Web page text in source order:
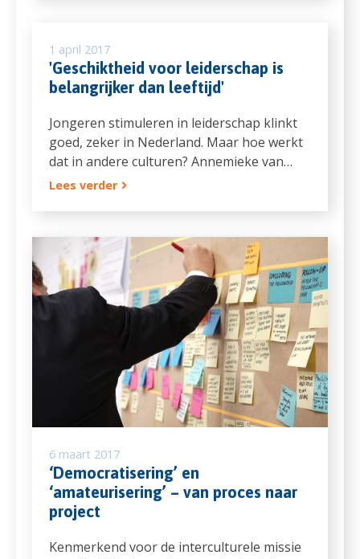
1 april 2017
'Geschiktheid voor leiderschap is
belangrijker dan leeftijd'
Jongeren stimuleren in leiderschap klinkt
goed, zeker in Nederland. Maar hoe werkt
dat in andere culturen? Annemieke van…
Lees verder
6 maart 2017
‘Democratisering’ en
‘amateurisering’ – van proces naar
project
Kenmerkend voor de interculturele missie